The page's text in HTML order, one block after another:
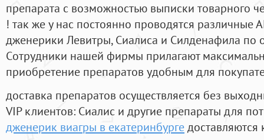
препарата с возможностью выписки товарного
! так же у нас постоянно проводятся
дженерики Левитры, Сиалиса и Силденафила по
Cотрудники нашей фирмы прилагают
приобретение препаратов удобным для
доставка препаратов осуществляется без
VIP клиентов: Сиалис и другие препараты для
дженерик виагры в екатеринбургедоставляются